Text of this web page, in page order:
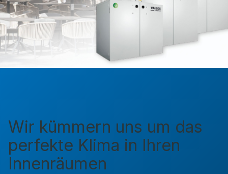
Wir kümmern uns um das
perfekte Klima in Ihren
Innenräumen